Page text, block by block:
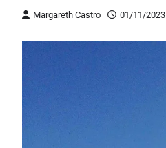
Margareth Castro 01/11/2023